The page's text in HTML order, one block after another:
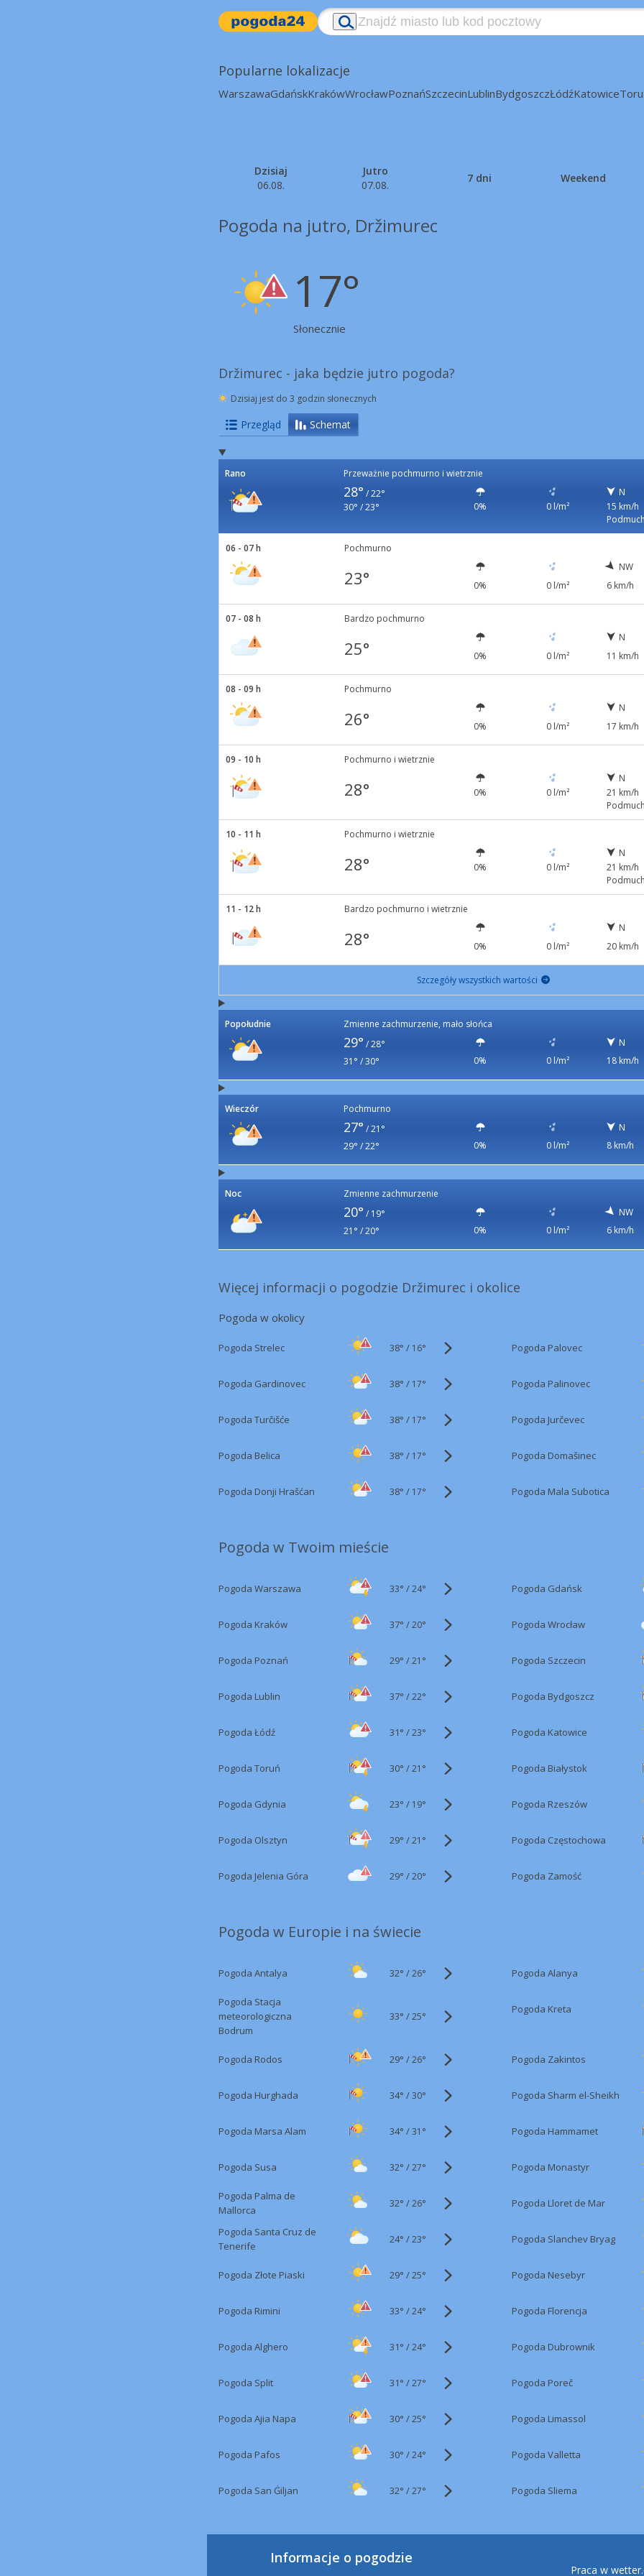
Popularne lokalizacje
WarszawaGdańskKrakówWrocławPoznańSzczecinLublinBydgoszczŁódźKatowice
Dzisiaj
06.08.
Jutro
07.08.
7 dni Weekend
Pogoda na jutro, Držimurec
17°
Słonecznie
Držimurec - jaka będzie jutro pogoda?
Dzisiaj jest do 3 godzin słonecznych
Przegląd Schemat
Rano Przeważnie pochmurno i wietrznie
28° /22°
30° / 23°
0% 0 l/m²
N
15 km/h
06 - 07 h Pochmurno
23° 0% 0 l/m²
NW
6 km/h
07 - 08 h Bardzo pochmurno
25° 0% 0 l/m²
N
11 km/h
08 - 09 h Pochmurno
26° 0% 0 l/m²
N
17 km/h
09 - 10 h Pochmurno i wietrznie
28° 0% 0 l/m²
N
21 km/h
10 - 11 h Pochmurno i wietrznie
28° 0% 0 l/m²
N
21 km/h
11 - 12 h Bardzo pochmurno i wietrznie
28° 0% 0 l/m²
N
20 km/h
Szczegóły wszystkich wartości
Popołudnie Zmienne zachmurzenie, mało słońca
29° /28°
31° / 30°
0% 0 l/m²
N
18 km/h
Wieczór Pochmurno
27° /21°
29° / 22°
0% 0 l/m²
N
8 km/h
Noc Zmienne zachmurzenie
20° / 19°
21° / 20°
0% 0 l/m²
NW
6 km/h
Więcej informacji o pogodzie Držimurec i okolice
Pogoda w okolicy
Pogoda Strelec 38° / 16° Pogoda Palovec
Pogoda Gardinovec 38° / 17° Pogoda Palinovec
Pogoda Turčišće 38° / 17° Pogoda Jurčevec
Pogoda Belica 38° / 17° Pogoda Domašinec
Pogoda Donji Hrašćan 38° / 17° Pogoda Mala Subotica
Pogoda w Twoim mieście
Pogoda Warszawa 33° /24° Pogoda Gdańsk
Pogoda Kraków 37° /20° Pogoda Wrocław
Pogoda Poznań 29° /21° Pogoda Szczecin
Pogoda Lublin 37° /22° Pogoda Bydgoszcz
Pogoda Łódź 31° /23° Pogoda Katowice
Pogoda Toruń 30° /21° Pogoda Białystok
Pogoda Gdynia 23° / 19° Pogoda Rzeszów
Pogoda Olsztyn 29° /21° Pogoda Częstochowa
Pogoda Jelenia Góra 29° /20° Pogoda Zamość
Pogoda w Europie i na świecie
Pogoda Antalya 32° /26° Pogoda Alanya
Pogoda Stacja
meteorologiczna
Bodrum
33° /25°
Pogoda Kreta
Pogoda Rodos 29° /26° Pogoda Zakintos
Pogoda Hurghada 34° /30° Pogoda Sharm el-Sheikh
Pogoda Marsa Alam 34° /31° Pogoda Hammamet
Pogoda Susa 32° /27° Pogoda Monastyr
Pogoda Palma de
Mallorca
32° /26° Pogoda Lloret de Mar
Pogoda Santa Cruz de
Tenerife
24° /23° Pogoda Slanchev Bryag
Pogoda Złote Piaski 29° /25° Pogoda Nesebyr
Pogoda Rimini 33° /24° Pogoda Florencja
Pogoda Alghero 31° /24° Pogoda Dubrownik
Pogoda Split 31° /27° Pogoda Poreč
Pogoda Ajia Napa 30° /25° Pogoda Limassol
Pogoda Pafos 30° /24° Pogoda Valletta
Pogoda San Ġiljan 32° /27° Pogoda Sliema
Informacje o pogodzie
Praca w